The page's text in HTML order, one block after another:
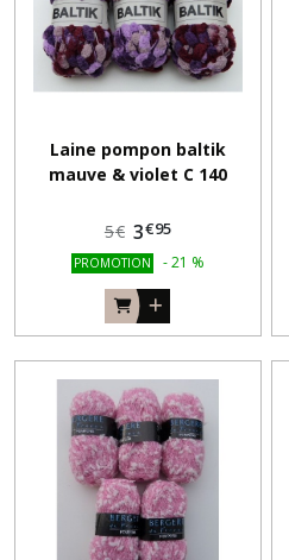
Laine pompon baltik
mauve & violet C 140
5€ 3€95
PROMOTION -21 %